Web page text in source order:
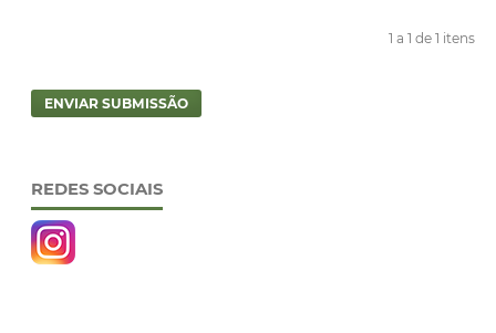
1 a 1 de 1 itens
ENVIAR SUBMISSÃO
REDES SOCIAIS